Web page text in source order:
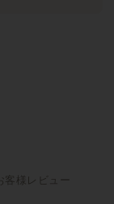
様レビュー